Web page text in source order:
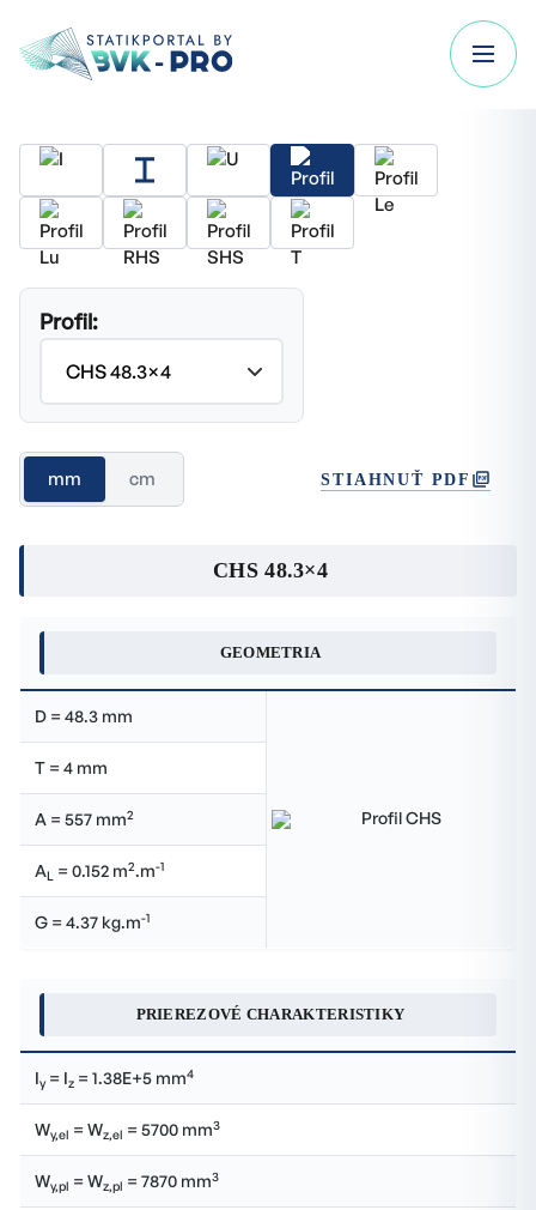
Profil:
mm cm STIAHNUŤ PDF
CHS 48.3×4
GEOMETRIA
D = 48.3 mm
T = 4 mm
A = 557 mm2
AL = 0.152 m2.m-1
G = 4.37 kg.m-1
PRIEREZOVÉ CHARAKTERISTIKY
Iy= Iz = 1.38E+5 mm4
Wy,el = Wz,el = 5700 mm3
Wy,pl = Wz,pl = 7870 mm3